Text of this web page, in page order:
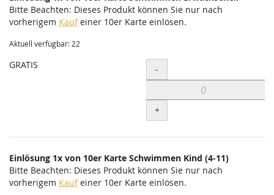
Bitte Beachten: Dieses Produkt können Sie nur nach
vorherigem Kaufeiner 10er Karte einlösen.
Aktuell verfügbar: 22
GRATIS Menge
-
+
Einlösung 1x von 10er Karte Schwimmen Kind (4-11)
Bitte Beachten: Dieses Produkt können Sie nur nach
vorherigem Kaufeiner 10er Karte einlösen.